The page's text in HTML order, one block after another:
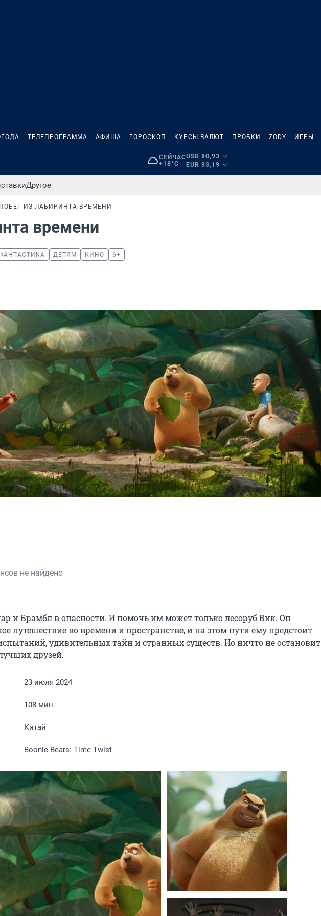
ТЕЛЕПРОГРАММА АФИША ГОРОСКОП КУРСЫ ВАЛЮТ ПРОБКИ ZODY ИГРЫ
СЕЙЧАС
+18°C
USD 80,93
EUR 93,19
Другое
ПОБЕГ ИЗ ЛАБИРИНТА ВРЕМЕНИ
времени
ДЕТЯМ КИНО 6+
не найдено
и Брамбл в опасности. И помочь им может только лесоруб Вик. Он
путешествие во времени и пространстве, и на этом пути ему предстоит
удивительных тайн и странных существ. Но ничто не остановит
друзей.
23 июля 2024
108 мин.
Китай
Boonie Bears: Time Twist